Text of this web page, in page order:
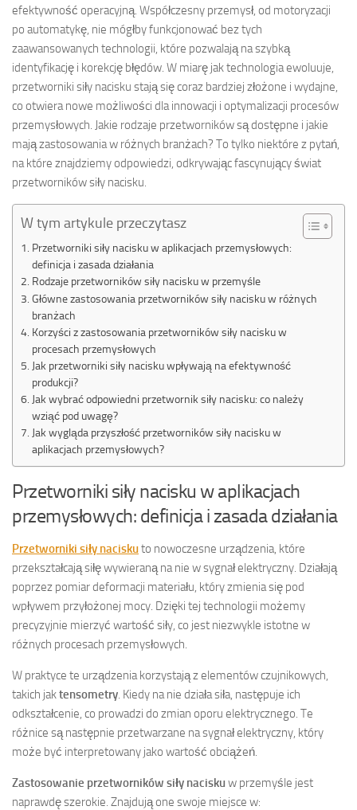
efektywność operacyjną. Współczesny przemysł, od motoryzacji
po automatykę, nie mógłby funkcjonować bez tych
zaawansowanych technologii, które pozwalają na szybką
identyfikację i korekcję błędów. W miarę jak technologia ewoluuje,
przetworniki siły nacisku stają się coraz bardziej złożone i wydajne,
co otwiera nowe możliwości dla innowacji i optymalizacji procesów
przemysłowych. Jakie rodzaje przetworników są dostępne i jakie
mają zastosowania w różnych branżach? To tylko niektóre z pytań,
na które znajdziemy odpowiedzi, odkrywając fascynujący świat
przetworników siły nacisku.
W tym artykule przeczytasz
Przetworniki siły nacisku w aplikacjach przemysłowych:
definicja i zasada działania
Rodzaje przetworników siły nacisku w przemyśle
Główne zastosowania przetworników siły nacisku w różnych
branżach
Korzyści z zastosowania przetworników siły nacisku w
procesach przemysłowych
Jak przetworniki siły nacisku wpływają na efektywność
produkcji?
Jak wybrać odpowiedni przetwornik siły nacisku: co należy
wziąć pod uwagę?
Jak wygląda przyszłość przetworników siły nacisku w
aplikacjach przemysłowych?
Przetworniki siły nacisku w aplikacjach
przemysłowych: definicja i zasada działania
Przetworniki siły naciskuto nowoczesne urządzenia, które
przekształcają siłę wywieraną na nie w sygnał elektryczny. Działają
poprzez pomiar deformacji materiału, który zmienia się pod
wpływem przyłożonej mocy. Dzięki tej technologii możemy
precyzyjnie mierzyć wartość siły, co jest niezwykle istotne w
różnych procesach przemysłowych.
W praktyce te urządzenia korzystają z elementów czujnikowych,
takich jaktensometry. Kiedy na nie działa siła, następuje ich
odkształcenie, co prowadzi do zmian oporu elektrycznego. Te
różnice są następnie przetwarzane na sygnał elektryczny, który
może być interpretowany jako wartość obciążeń.
Zastosowanie przetworników siły naciskuw przemyśle jest
naprawdę szerokie. Znajdują one swoje miejsce w: